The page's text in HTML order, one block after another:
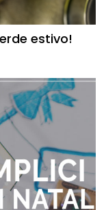
estivo!